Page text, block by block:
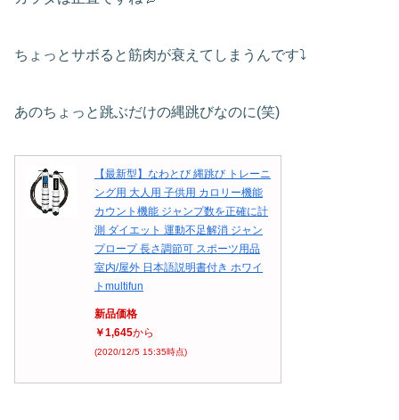
ちょっとサボると筋肉が衰えてしまうんです⤵
あのちょっと跳ぶだけの縄跳びなのに(笑)
【最新型】なわとび 縄跳び トレーニ
ング用 大人用 子供用 カロリー機能
カウント機能 ジャンプ数を正確に計
測 ダイエット 運動不足解消 ジャン
プロープ 長さ調節可 スポーツ用品
室内/屋外 日本語説明書付き ホワイ
トmultifun
新品価格
￥1,645から
(2020/12/5 15:35時点)